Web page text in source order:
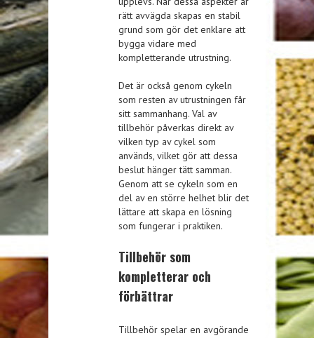
rätt avvägda skapas en stabil
grund som gör det enklare att
bygga vidare med
kompletterande utrustning.
Det är också genom cykeln
som resten av utrustningen får
sitt sammanhang. Val av
tillbehör påverkas direkt av
vilken typ av cykel som
används, vilket gör att dessa
beslut hänger tätt samman.
Genom att se cykeln som en
del av en större helhet blir det
lättare att skapa en lösning
som fungerar i praktiken.
Tillbehör som
kompletterar och
förbättrar
Tillbehör spelar en avgörande